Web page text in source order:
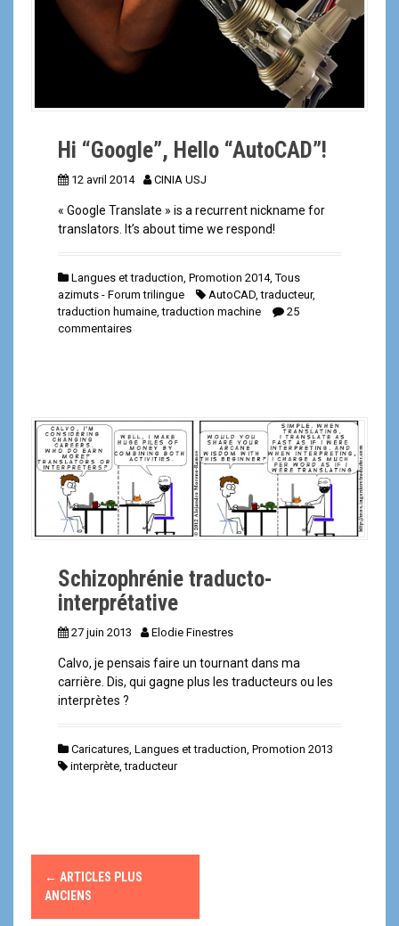
Hi “Google”, Hello “AutoCAD”!
12 avril 2014 CINIA USJ
« Google Translate » is a recurrent nickname for
translators. It’s about time we respond!
Langues et traduction Promotion 2014,Tous
azimuts - Forum trilingue
AutoCAD ,traducteur,
traduction humaine ,traduction machine
25
commentaires
Schizophrénie traducto-
interprétative
27 juin 2013 Elodie Finestres
Calvo, je pensais faire un tournant dans ma
carrière. Dis, qui gagne plus les traducteurs ou les
interprètes ?
Caricatures, Langues et traduction, Promotion 2013
interprète,traducteur
N
a
← ARTICLES PLUS
ANCIENS